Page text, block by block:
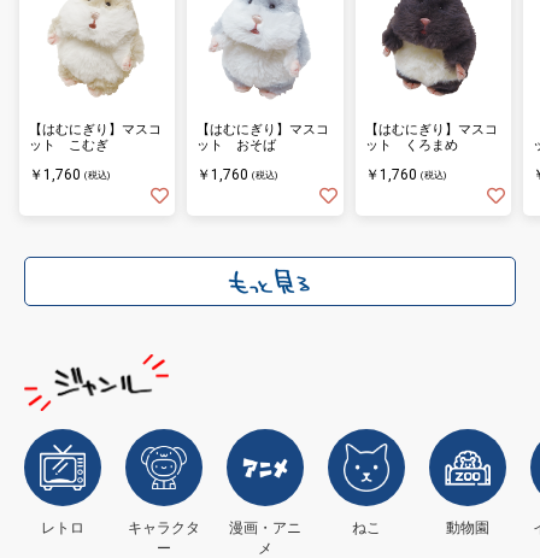
【はむにぎり】マスコ
ット こむぎ
￥1,760 (税込)
【はむにぎり】マスコ
ット おそば
￥1,760 (税込)
【はむにぎり】マスコ
ット くろまめ
￥1,760 (税込)
レトロ
キャラクタ
ー
漫画・アニ
メ
ねこ 動物園